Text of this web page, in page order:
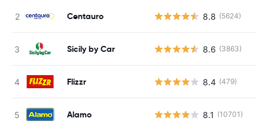
Centauro 8.8 (5624)
Sicily by Car 8.6 (3863)
Flizzr 8.4 (479)
Alamo 8.1 (10701)